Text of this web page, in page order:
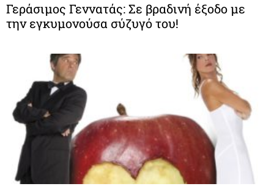
Γεράσιμος Γεννατάς: Σε βραδινή έξοδο με
την εγκυμονούσα σύζυγό του!